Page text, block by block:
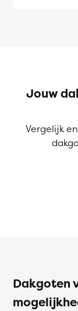
Jouw
Vergelijk
Dakgoten